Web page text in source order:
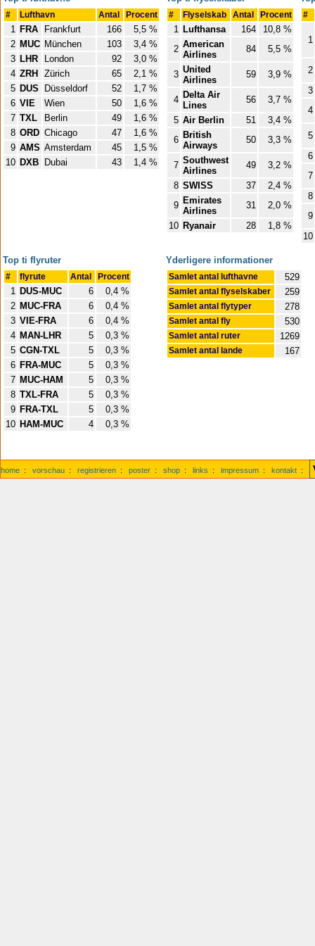
# Lufthavn Antal Procent
1 FRA Frankfurt 166
5,5 %
2 MUC München 103
3,4 %
3 LHR London 92
3,0 %
4 ZRH Zürich 65
2,1 %
5 DUS Düsseldorf 52
1,7 %
6 VIE Wien 50
1,6 %
7 TXL Berlin 49
1,6 %
8 ORD Chicago 47
1,6 %
9 AMS Amsterdam 45
1,5 %
10 DXB Dubai 43 1,4 %
# Flyselskab Antal Procent
1 Lufthansa 164
10,8 %
2 American
Airlines
84 5,5 %
3 United
Airlines
59 3,9 %
4 Delta Air
Lines
56
3,7 %
5 Air Berlin 51
3,4 %
6 British
Airways
50 3,3 %
7 Southwest
Airlines
49
3,2 %
8 SWISS 37
2,4 %
9 Emirates
Airlines
31
2,0 %
10 Ryanair 28 1,8 %
#
1
2
3
4
5
6
7
8
9
10
Top ti flyruter
# flyrute Antal Procent
1 DUS-MUC 6
0,4 %
2 MUC-FRA 6
0,4 %
3 VIE-FRA 6
0,4 %
4 MAN-LHR 5
0,3 %
5 CGN-TXL 5
0,3 %
6 FRA-MUC 5
0,3 %
7 MUC-HAM 5
0,3 %
8 TXL-FRA 5
0,3 %
9 FRA-TXL 5
0,3 %
10 HAM-MUC 4 0,3 %
Yderligere informationer
Samlet antal lufthavne 529
Samlet antal flyselskaber 259
Samlet antal flytyper 278
Samlet antal fly 530
Samlet antal ruter 1269
Samlet antal lande 167
home : vorschau : registrieren : poster : shop : links : impressum : kontakt :